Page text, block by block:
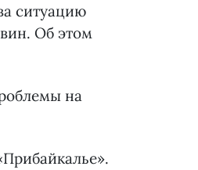
ситуацию
Об этом
на